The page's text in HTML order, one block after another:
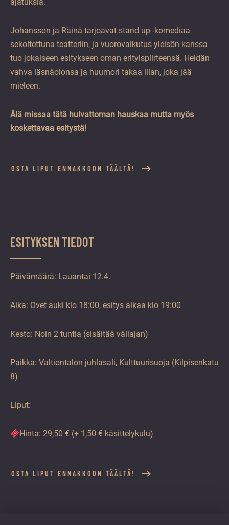
Johansson ja Räinä tarjoavat stand up -komediaa
sekoitettuna teatteriin, ja vuorovaikutus yleisön kanssa
tuo jokaiseen esitykseen oman erityispiirteensä. Heidän
vahva läsnäolonsa ja huumori takaa illan, joka jää
mieleen.
Älä missaa tätä hulvattoman hauskaa mutta myös
koskettavaa esitystä!
OSTA LIPUT ENNAKKOON TÄÄLTÄ!
ESITYKSEN TIEDOT
Päivämäärä: Lauantai 12.4.
Aika: Ovet auki klo 18:00, esitys alkaa klo 19:00
Kesto: Noin 2 tuntia (sisältää väliajan)
Paikka: Valtiontalon juhlasali, Kulttuurisuoja (Kilpisenkatu
8)
Liput:
Hinta: 29,50 € (+ 1,50 € käsittelykulu)
OSTA LIPUT ENNAKKOON TÄÄLTÄ!